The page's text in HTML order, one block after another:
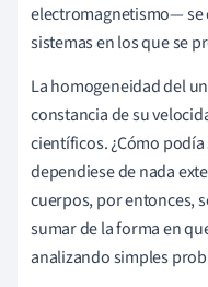
electromagnetismo— se
sistemas en los que se
La homogeneidad del
constancia de su
científicos. ¿Cómo
dependiese de nada
cuerpos, por entonces,
sumar de la forma en
analizando simples